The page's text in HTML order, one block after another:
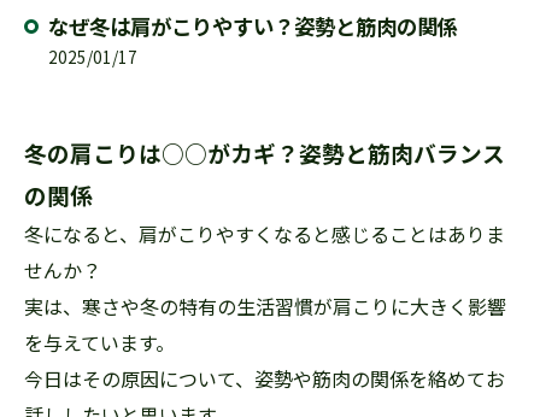
なぜ冬は肩がこりやすい？姿勢と筋肉の関係
2025/01/17
冬の肩こりは○○がカギ？姿勢と筋肉バランス
の関係
冬になると、肩がこりやすくなると感じることはありま
せんか？
実は、寒さや冬の特有の生活習慣が肩こりに大きく影響
を与えています。
今日はその原因について、姿勢や筋肉の関係を絡めてお